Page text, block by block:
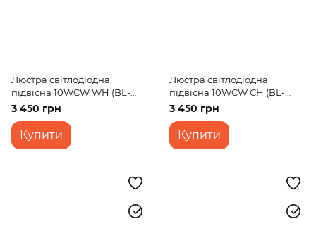
Люстра світлодіодна
підвісна 10WCW WH (BL-
307S/1)
3 450 грн
Купити
Люстра світлодіодна
підвісна 10WCW CH (BL-
307S/1)
3 450 грн
Купити